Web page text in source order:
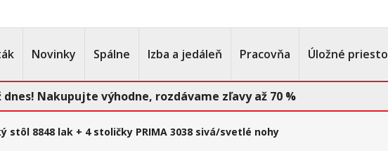
Novinky Spálne Izba a jedáleň Pracovňa Úložné
Nakupujte výhodne, rozdávame zľavy až 70 %
stôl 8848 lak + 4 stoličky PRIMA 3038 sivá/svetlé nohy